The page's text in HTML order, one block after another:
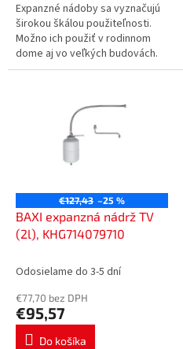
Expanzné nádoby sa vyznačujú
širokou škálou použiteľnosti.
Možno ich použiť v rodinnom
dome aj vo veľkých budovách.
Nádoby sa dodávajú s
€127,43 –25 %
BAXI expanzná nádrž TV
(2l), KHG714079710
Odosielame do 3-5 dní
€77,70 bez DPH
€95,57
Do košíka